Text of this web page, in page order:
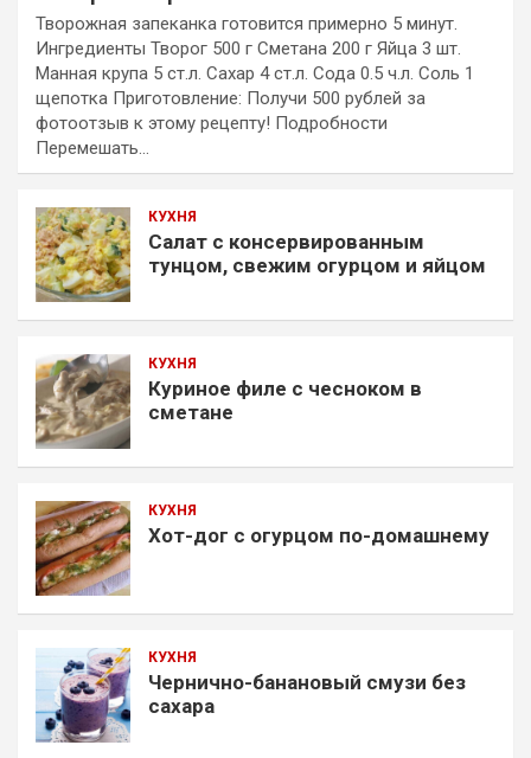
Творожная запеканка готовится примерно 5 минут.
Ингредиенты Творог 500 г Сметана 200 г Яйца 3 шт.
Манная крупа 5 ст.л. Сахар 4 ст.л. Сода 0.5 ч.л. Соль 1
щепотка Приготовление: Получи 500 рублей за
фотоотзыв к этому рецепту! Подробности
Перемешать…
КУХНЯ
Салат с консервированным
тунцом, свежим огурцом и яйцом
КУХНЯ
Куриное филе с чесноком в
сметане
КУХНЯ
Хот-дог с огурцом по-домашнему
КУХНЯ
Чернично-банановый смузи без
сахара